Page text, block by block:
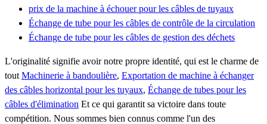
prix de la machine à échouer pour les câbles de tuyaux
Échange de tube pour les câbles de contrôle de la circulation
Échange de tube pour les câbles de gestion des déchets
L'originalité signifie avoir notre propre identité, qui est le charme de
tout Machinerie à bandoulière, Exportation de machine à échanger
des câbles horizontal pour les tuyaux, Échange de tubes pour les
câbles d'élimination Et ce qui garantit sa victoire dans toute
compétition. Nous sommes bien connus comme l'un des